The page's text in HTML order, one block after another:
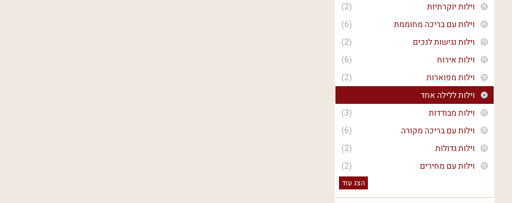
(2)
וילות יוקרתיות
(6)
וילות עם בריכה מחוממת
(2)
וילות נגישות לנכים
(6)
וילות אירוח
(2)
וילות מפוארות
וילות ללילה אחד
(3)
וילות מבודדות
(6)
וילות עם בריכה מקורה
(2)
וילות גדולות
(2)
וילות עם מחירים
הצג עוד